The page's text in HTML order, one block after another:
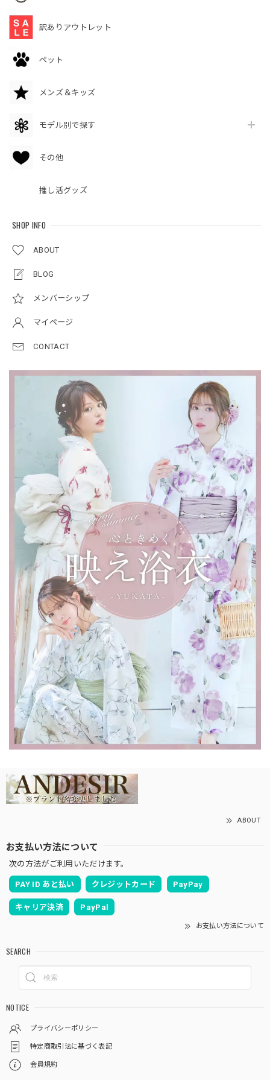
訳ありアウトレット
ペット
メンズ＆キッズ
モデル別で探す
その他
推し活グッズ
SHOP INFO
ABOUT
BLOG
メンバーシップ
マイページ
CONTACT
ABOUT
お支払い方法について
次の方法がご利用いただけます。
PAY ID あと払い クレジットカード PayPay
キャリア決済 PayPal
お支払い方法について
SEARCH
NOTICE
プライバシーポリシー
特定商取引法に基づく表記
会員規約